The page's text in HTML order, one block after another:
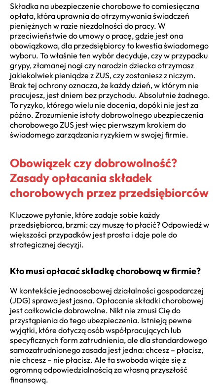
Składka na ubezpieczenie chorobowe to comiesięczna
opłata, która uprawnia do otrzymywania świadczeń
pieniężnych w razie niezdolności do pracy. W
przeciwieństwie do umowy o pracę, gdzie jest ona
obowiązkowa, dla przedsiębiorcy to kwestia świadomego
wyboru. To właśnie ten wybór decyduje, czy w przypadku
grypy, złamanej nogi czy narodzin dziecka otrzymasz
jakiekolwiek pieniądze z ZUS, czy zostaniesz z niczym.
Brak tej ochrony oznacza, że każdy dzień, w którym nie
pracujesz, jest dniem bez przychodu. Absolutnie żadnego.
To ryzyko, którego wielu nie docenia, dopóki nie jest za
późno. Zrozumienie istoty dobrowolnego ubezpieczenia
chorobowego ZUS jest więc pierwszym krokiem do
świadomego zarządzania ryzykiem w swojej firmie.
Obowiązek czy dobrowolność?
Zasady opłacania składek
chorobowych przez przedsiębiorców
Kluczowe pytanie, które zadaje sobie każdy
przedsiębiorca, brzmi: czy muszę to płacić? Odpowiedź w
większości przypadków jest prosta i daje pole do
strategicznej decyzji.
Kto musi opłacać składkę chorobową w firmie?
W kontekście jednoosobowej działalności gospodarczej
(JDG) sprawa jest jasna. Opłacanie składki chorobowej
jest całkowicie dobrowolne. Nikt nie zmusi Cię do
przystąpienia do tego ubezpieczenia. Istnieją pewne
wyjątki, które dotyczą osób współpracujących lub
specyficznych form zatrudnienia, ale dla standardowego
samozatrudnionego zasada jest jedna: chcesz – płacisz,
nie chcesz – nie płacisz. Ale ta swoboda wiąże się z
ogromną odpowiedzialnością za własną przyszłość
finansową.